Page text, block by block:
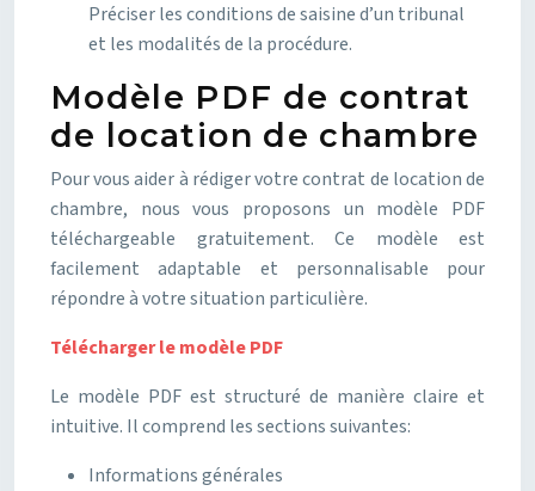
Préciser les conditions de saisine d’un tribunal
et les modalités de la procédure.
Modèle PDF de contrat
de location de chambre
Pour vous aider à rédiger votre contrat de location de
chambre, nous vous proposons un modèle PDF
téléchargeable gratuitement. Ce modèle est
facilement adaptable et personnalisable pour
répondre à votre situation particulière.
Télécharger le modèle PDF
Le modèle PDF est structuré de manière claire et
intuitive. Il comprend les sections suivantes:
Informations générales